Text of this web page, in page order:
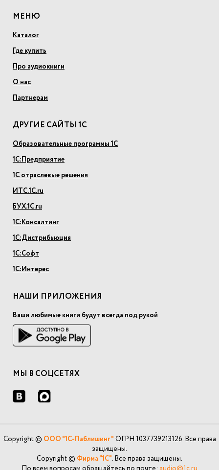
МЕНЮ
Каталог
Где купить
Про аудиокниги
О нас
Партнерам
ДРУГИЕ САЙТЫ 1С
Образовательные программы 1С
1С:Предприятие
1С отраслевые решения
ИТС.1С.ru
БУХ.1С.ru
1С:Консалтинг
1С:Дистрибьюция
1С:Софт
1С:Интерес
НАШИ ПРИЛОЖЕНИЯ
Ваши любимые книги будут всегда под рукой
МЫ В СОЦСЕТЯХ
Copyright © ООО "1С-Паблишинг" ОГРН 1037739213126. Все права
защищены.
Copyright © Фирма "1С". Все права защищены.